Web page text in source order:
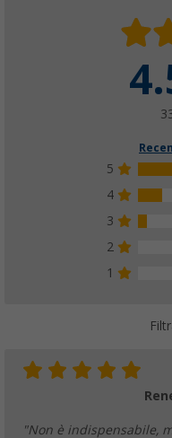
5
4
3
2
1
"Non è indispensabile,